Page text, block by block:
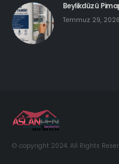
Beylikdüzü
Temmuz 29, 2026
© copyright 2024. All Rights